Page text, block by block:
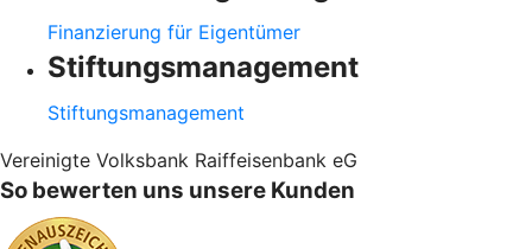
Finanzierung für Eigentümer
Stiftungsmanagement
Stiftungsmanagement
Vereinigte Volksbank Raiffeisenbank eG
So bewerten uns unsere Kunden